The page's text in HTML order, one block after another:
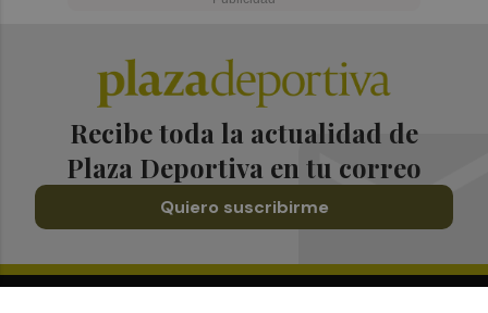
Recibe toda la actualidad de
Plaza Deportiva en tu correo
Quiero suscribirme